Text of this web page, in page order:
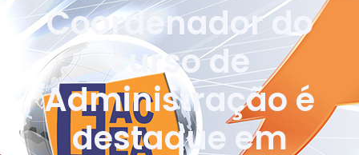
Coordenador do
curso de
Administração é
destaque em